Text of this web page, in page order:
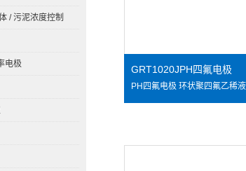
/ 污泥浓度控制
电极 GRT1020JPH四氟电极